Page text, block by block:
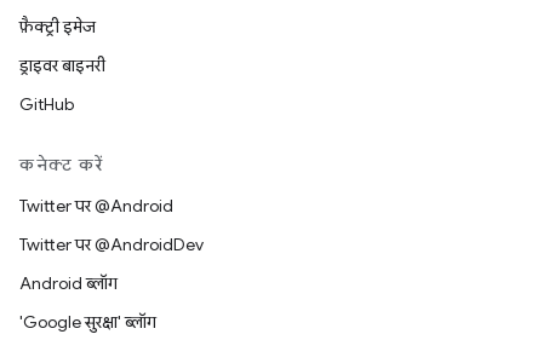
फ़ैक्ट्री इमेज
ड्राइवर बाइनरी
GitHub
कनेक्ट करें
Twitter पर @Android
Twitter पर @AndroidDev
Android ब्लॉग
'Google सुरक्षा' ब्लॉग